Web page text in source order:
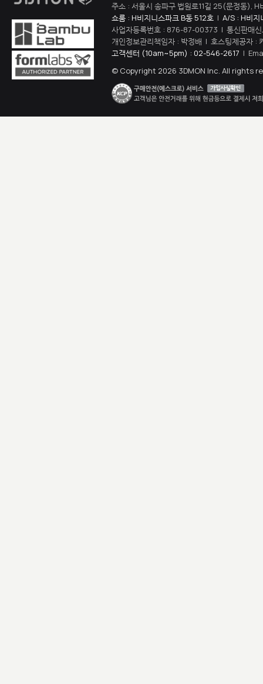
주소 : 서울시 송파구 법원로11길 25(문정동),
쇼룸 : H비지니스파크 B동 512호 | A/S : H비지
사업자등록번호 : 876-87-00373 | 통신판매
개인정보관리책임자 : 박정배 | 호스팅제공자 :
고객센터 (10am~5pm) : 02-546-2617 |
© Copyright 2026 3DMON Inc. All rights